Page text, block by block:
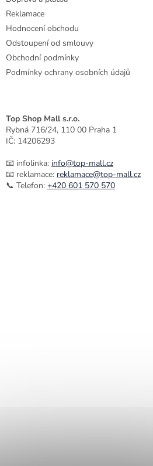
Reklamace
Hodnocení obchodu
Odstoupení od smlouvy
Obchodní podmínky
Podmínky ochrany osobních údajů
Top Shop Mall s.r.o.
Rybná 716/24, 110 00 Praha 1
IČ: 14206293
📧 infolinka: info@top-mall.cz
📧 reklamace: reklamace@top-mall.cz
📞 Telefon: +420 601 570 570